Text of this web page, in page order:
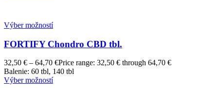
Výber možností
FORTIFY Chondro CBD tbl.
32,50 € – 64,70 €Price range: 32,50 € through 64,70 €
Balenie: 60 tbl, 140 tbl
Výber možností